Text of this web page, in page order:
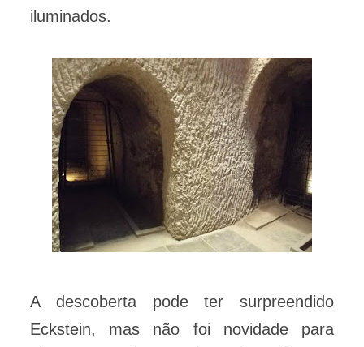
iluminados.
A descoberta pode ter surpreendido
Eckstein, mas não foi novidade para